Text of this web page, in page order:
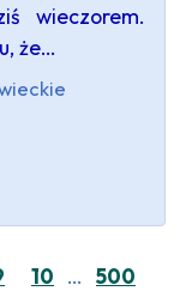
wieczorem.
że…
10 …
500